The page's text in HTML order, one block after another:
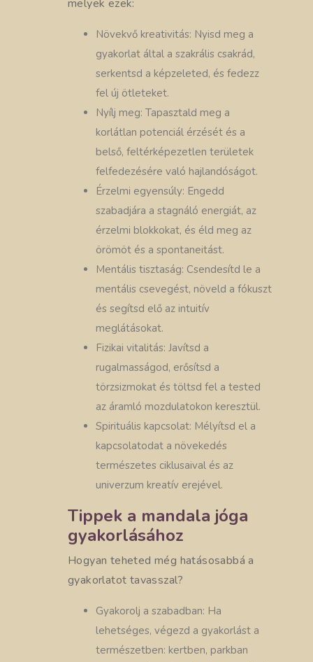
melyek ezek:
Növekvő kreativitás: Nyisd meg a
gyakorlat által a szakrális csakrád,
serkentsd a képzeleted, és fedezz
fel új ötleteket.
Nyílj meg: Tapasztald meg a
korlátlan potenciál érzését és a
belső, feltérképezetlen területek
felfedezésére való hajlandóságot.
Érzelmi egyensúly: Engedd
szabadjára a stagnáló energiát, az
érzelmi blokkokat, és éld meg az
örömöt és a spontaneitást.
Mentális tisztaság: Csendesítd le a
mentális csevegést, növeld a fókuszt
és segítsd elő az intuitív
meglátásokat.
Fizikai vitalitás: Javítsd a
rugalmasságod, erősítsd a
törzsizmokat és töltsd fel a tested
az áramló mozdulatokon keresztül.
Spirituális kapcsolat: Mélyítsd el a
kapcsolatodat a növekedés
természetes ciklusaival és az
univerzum kreatív erejével.
Tippek a mandala jóga
gyakorlásához
Hogyan teheted még hatásosabbá a
gyakorlatot tavasszal?
Gyakorolj a szabadban: Ha
lehetséges, végezd a gyakorlást a
természetben: kertben, parkban